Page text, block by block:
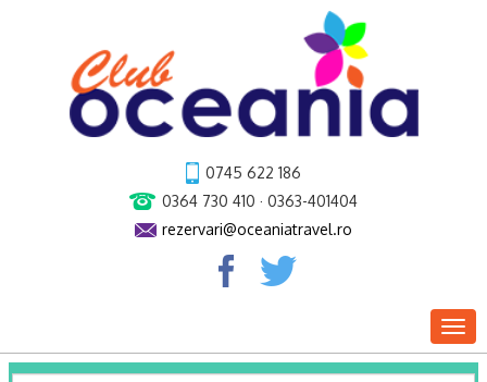
0745 622 186
0364 730 410 · 0363-401404
rezervari@oceaniatravel.ro